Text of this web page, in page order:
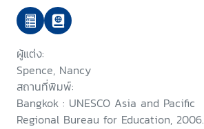
ผู้แต่ง:
Spence, Nancy
สถานที่พิมพ์:
Bangkok : UNESCO Asia and Pacific
Regional Bureau for Education, 2006.